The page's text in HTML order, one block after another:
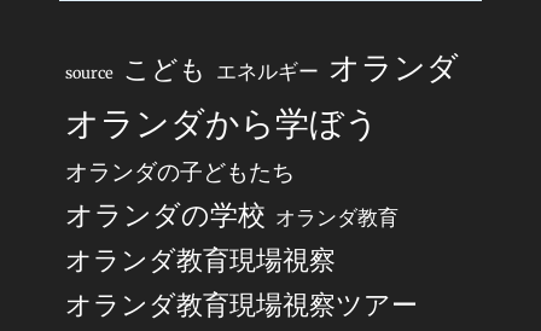
source こども エネルギー オランダ
オランダから学ぼう
オランダの子どもたち
オランダの学校 オランダ教育
オランダ教育現場視察
オランダ教育現場視察ツアー